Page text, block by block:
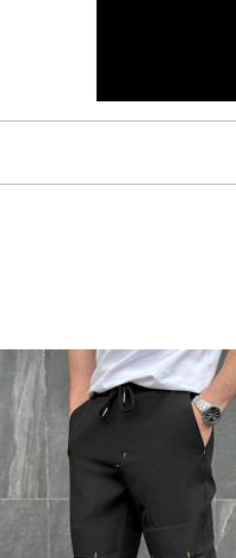
Країна - виробник